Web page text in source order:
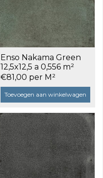
Enso Nakama Green
12,5x12,5 a 0,556 m²
€81,00 per M²
Toevoegen aan winkelwagen